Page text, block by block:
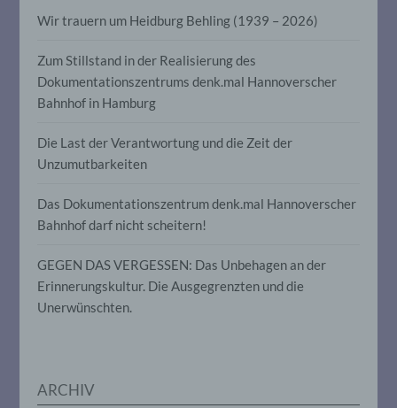
Wir trauern um Heidburg Behling (1939 – 2026)
Zum Stillstand in der Realisierung des
Dokumentationszentrums denk.mal Hannoverscher
Bahnhof in Hamburg
Die Last der Verantwortung und die Zeit der
Unzumutbarkeiten
Das Dokumentationszentrum denk.mal Hannoverscher
Bahnhof darf nicht scheitern!
GEGEN DAS VERGESSEN: Das Unbehagen an der
Erinnerungskultur. Die Ausgegrenzten und die
Unerwünschten.
ARCHIV
Pseudonymisierung ist die Verarbeitung
personenbezogener Daten in einer Weise,
ohne Hinzuziehung zusätzlicher
Informationen nicht mehr einer
zugeordnet werden können, sofern diese
aufbewahrt werden und technischen und
organisatorischen Maßnahmen
unterliegen, die gewährleisten, dass die
identifizierten oder identifizierbaren
natürlichen Person zugewiesen werden.
g) Verantwortlicher oder für die
Verarbeitung Verantwortlicher
oder andere Stelle, die allein oder
gemeinsam mit anderen über die Zwecke